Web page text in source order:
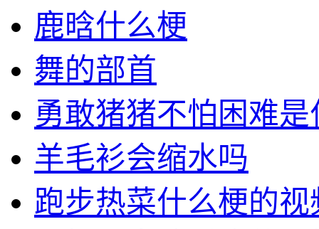
鹿晗什么梗
舞的部首
勇敢猪猪不怕困难是
羊毛衫会缩水吗
跑步热菜什么梗的视